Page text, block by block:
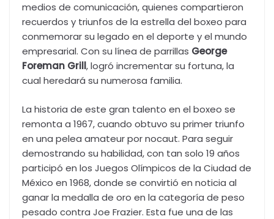
medios de comunicación, quienes compartieron
recuerdos y triunfos de la estrella del boxeo para
conmemorar su legado en el deporte y el mundo
empresarial. Con su línea de parrillas George
Foreman Grill, logró incrementar su fortuna, la
cual heredará su numerosa familia.
La historia de este gran talento en el boxeo se
remonta a 1967, cuando obtuvo su primer triunfo
en una pelea amateur por nocaut. Para seguir
demostrando su habilidad, con tan solo 19 años
participó en los Juegos Olímpicos de la Ciudad de
México en 1968, donde se convirtió en noticia al
ganar la medalla de oro en la categoría de peso
pesado contra Joe Frazier. Esta fue una de las